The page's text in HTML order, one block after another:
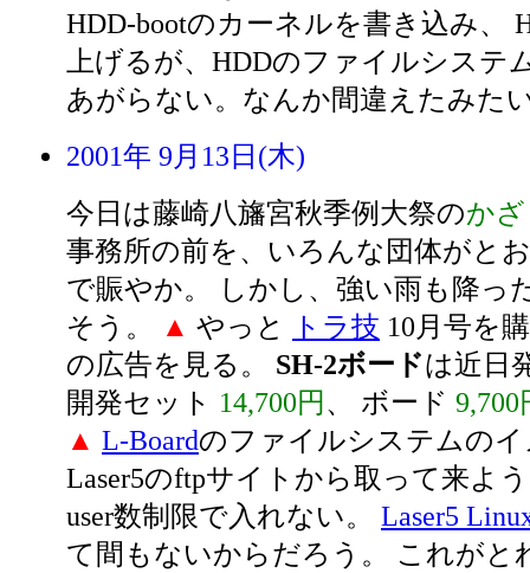
HDD-bootのカーネルを書き込み、
上げるが、HDDのファイルシステ
あがらない。なんか間違えたみた
2001年 9月13日(木)
今日は藤崎八旛宮秋季例大祭のか
事務所の前を、いろんな団体がと
で賑やか。 しかし、強い雨も降っ
そう。
▲ やっと トラ技 10月号を
の広告を見る。 SH-2ボードは近日
開発セット 14,700円 、 ボード 9,700
▲ L-Boardのファイルシステムの
Laser5のftpサイトから取って来よ
user数制限で入れない。 Laser5
て間もないからだろう。 これがと